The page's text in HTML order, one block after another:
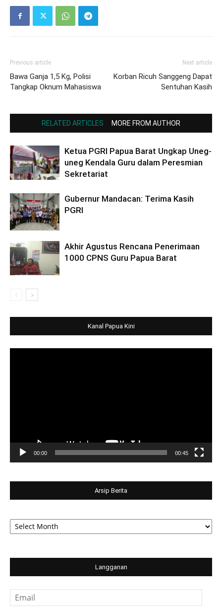
Previous article
Bawa Ganja 1,5 Kg, Polisi
Tangkap Oknum Mahasiswa
Next article
Korban Ricuh Sanggeng Dapat
Sentuhan Kasih
RELATED ARTICLES MORE FROM AUTHOR
Ketua PGRI Papua Barat Ungkap Uneg-
uneg Kendala Guru dalam Peresmian
Sekretariat
Gubernur Mandacan: Terima Kasih
PGRI
Akhir Agustus Rencana Penerimaan
1000 CPNS Guru Papua Barat
Kanal Papua Kini
00:00 00:45
Arsip Berita
Arsip
Berita
Langganan
Email